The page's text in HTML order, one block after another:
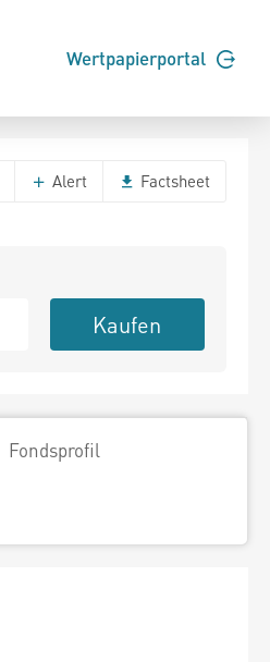
Wertpapierportal
Alert Factsheet
Kaufen
Fondsprofil